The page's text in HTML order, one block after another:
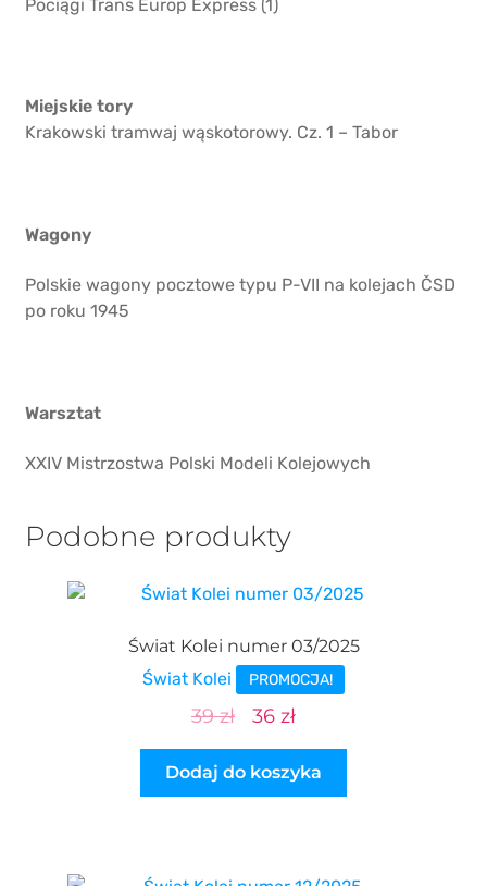
Pociągi Trans Europ Express (1)
Miejskie tory
Krakowski tramwaj wąskotorowy. Cz. 1 – Tabor
Wagony
Polskie wagony pocztowe typu P-VII na kolejach ČSD
po roku 1945
Warsztat
XXIV Mistrzostwa Polski Modeli Kolejowych
Podobne produkty
Świat Kolei numer 03/2025
Świat Kolei
PROMOCJA!
39zł
Pierwotna
cena
wynosiła:
39 zł.
36złAktualna
cena
wynosi:
36 zł.
Dodaj do koszyka